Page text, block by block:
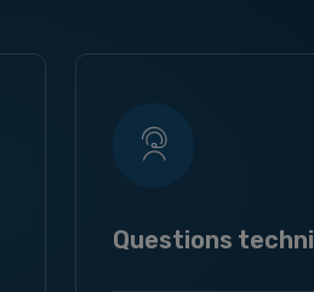
Questions